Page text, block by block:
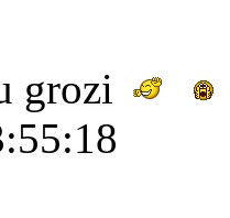
grozi